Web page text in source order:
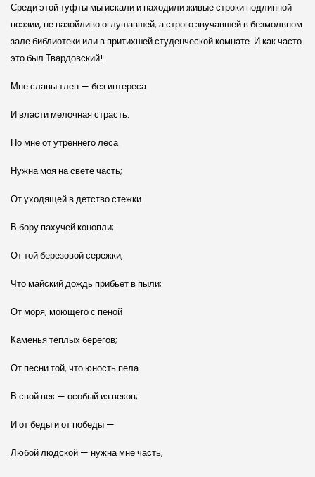
Среди этой туфты мы искали и находили живые строки подлинной
поэзии, не назойливо оглушавшей, а строго звучавшей в безмолвном
зале библиотеки или в притихшей студенческой комнате. И как часто
это был Твардовский!
Мне славы тлен — без интереса
И власти мелочная страсть.
Но мне от утреннего леса
Нужна моя на свете часть;
От уходящей в детство стежки
В бору пахучей конопли;
От той березовой сережки,
Что майский дождь прибьет в пыли;
От моря, моющего с пеной
Каменья теплых берегов;
От песни той, что юность пела
В свой век — особый из веков;
И от беды и от победы —
Любой людской — нужна мне часть,